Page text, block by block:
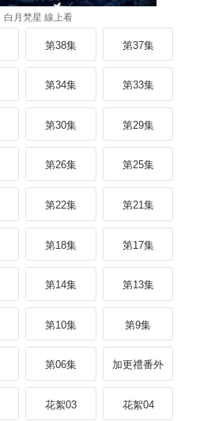
白月梵星 線上看
第38集 第37集
第34集 第33集
第30集 第29集
第26集 第25集
第22集 第21集
第18集 第17集
第14集 第13集
第10集 第9集
第06集 加更禮番外
花絮03 花絮04